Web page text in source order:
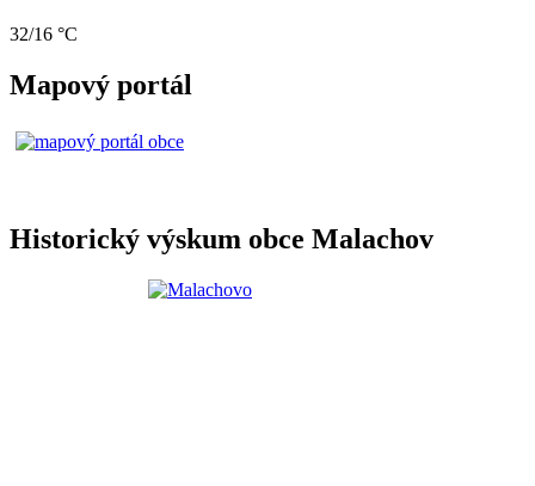
32/16 °C
Mapový portál
Historický výskum obce Malachov